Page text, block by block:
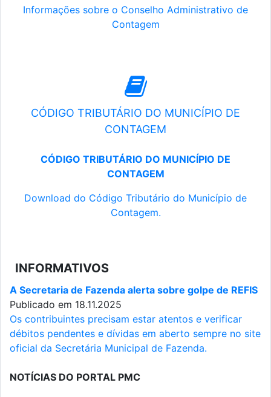
Informações sobre o Conselho Administrativo de
Contagem
CÓDIGO TRIBUTÁRIO DO MUNICÍPIO DE
CONTAGEM
CÓDIGO TRIBUTÁRIO DO MUNICÍPIO DE
CONTAGEM
Download do Código Tributário do Município de
Contagem.
INFORMATIVOS
A Secretaria de Fazenda alerta sobre golpe de REFIS
Publicado em 18.11.2025
Os contribuintes precisam estar atentos e verificar
débitos pendentes e dívidas em aberto sempre no site
oficial da Secretária Municipal de Fazenda.
NOTÍCIAS DO PORTAL PMC